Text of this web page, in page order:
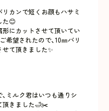
カンで短くお顔もハサミ
た😊
にカットさせて頂いてい
希望されたので、10㎜バリ
て頂きました✨
ミルク君はいつも通りシ
頂きました🛁✂️